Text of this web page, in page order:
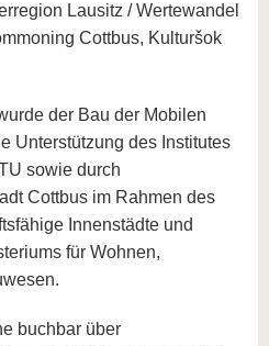
Lausitz / Wertewandel
Cottbus, Kulturšok
der Bau der Mobilen
Unterstützung des Institutes
sowie durch
Cottbus im Rahmen des
Innenstädte und
für Wohnen,
buchbar über